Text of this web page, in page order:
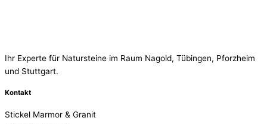
Ihr Experte für Natursteine im Raum Nagold, Tübingen, Pforzheim
und Stuttgart.
Kontakt
Stickel Marmor & Granit